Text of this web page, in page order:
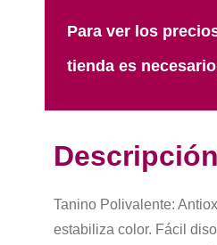
Para ver los
tienda es necesario
Descripción
Tanino Polivalente:
estabiliza color. Fácil